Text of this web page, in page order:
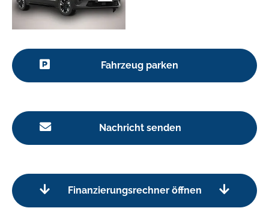
Fahrzeug parken
Nachricht senden
Finanzierungsrechner öffnen